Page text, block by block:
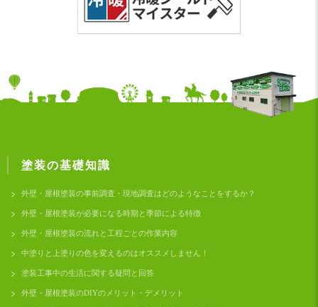
塗装の基礎知識
外壁・屋根塗装の事前調査・現地調査はどのようなことをするか？
外壁・屋根塗装が必要になる時期と季節による特徴
外壁・屋根塗装の流れと工程ごとの作業内容
中塗りと上塗りの色を変えるのはオススメしません！
塗装工事中の生活に関する疑問と回答
外壁・屋根塗装のDIYのメリット・デメリット